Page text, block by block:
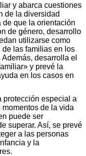
y abarca cuestiones
de la diversidad
de que la orientación
de género, desarrollo
utilizarse como
las familias en los
desarrolla el
y prevé la
en los casos en
protección especial a
de la vida
puede ser
superar. Así, se prevé
a las personas
y la